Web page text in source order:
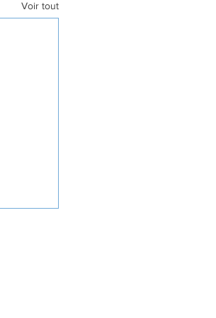
Voir tout